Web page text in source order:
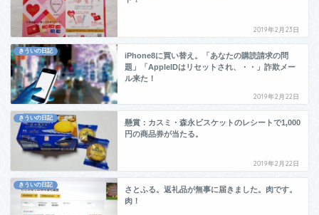
2019年2月23日
きういの日記
iPhone8に買い替え。「あなたの購読請求の問
題」「AppleIDはリセットされ、・・」詐欺メー
ル来た！
2019年2月22日
きういの日記
懸賞：カスミ・森永ビスケットのレシートで1,000
円の商品券が当たる。
2019年2月22日
きういの日記
さとふる。返礼品が無事に届きました。肉です。
肉！